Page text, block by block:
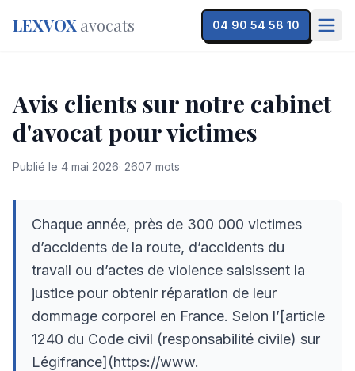
LEXVOX avocats 04 90 54 58 10
Avis clients sur notre cabinet
d'avocat pour victimes
Publié le 4 mai 2026· 2607 mots
Chaque année, près de 300 000 victimes
d’accidents de la route, d’accidents du
travail ou d’actes de violence saisissent la
justice pour obtenir réparation de leur
dommage corporel en France. Selon l’[article
1240 du Code civil (responsabilité civile) sur
Légifrance](https://www.